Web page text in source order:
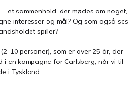
et sammenhold, der mødes om noget,
interesser og mål? Og som også ses
spiller?
10 personer), som er over 25 år, der
en kampagne for Carlsberg, når vi til
i Tyskland.